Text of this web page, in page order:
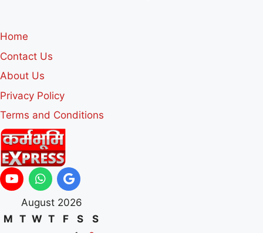
Home
Contact Us
About Us
Privacy Policy
Terms and Conditions
August 2026
M T W T F S
S